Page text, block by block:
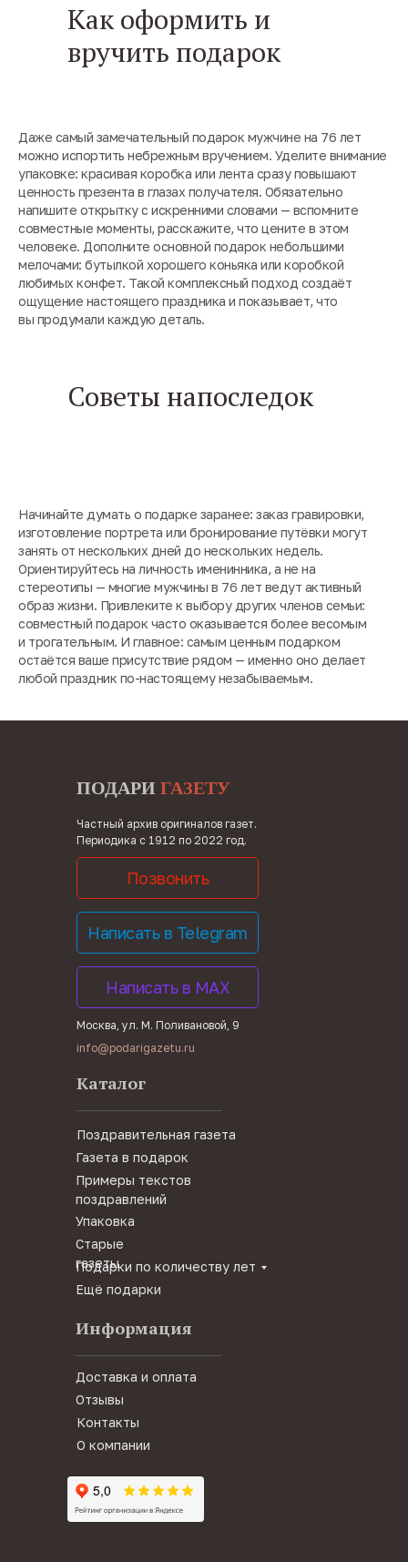
Как оформить и
вручить подарок
Даже самый замечательный подарок мужчине на 76 лет
можно испортить небрежным вручением. Уделите внимание
упаковке: красивая коробка или лента сразу повышают
ценность презента в глазах получателя. Обязательно
напишите открытку с искренними словами — вспомните
совместные моменты, расскажите, что цените в этом
человеке. Дополните основной подарок небольшими
мелочами: бутылкой хорошего коньяка или коробкой
любимых конфет. Такой комплексный подход создаёт
ощущение настоящего праздника и показывает, что
вы продумали каждую деталь.
Советы напоследок
Начинайте думать о подарке заранее: заказ гравировки,
изготовление портрета или бронирование путёвки могут
занять от нескольких дней до нескольких недель.
Ориентируйтесь на личность именинника, а не на
стереотипы — многие мужчины в 76 лет ведут активный
образ жизни. Привлеките к выбору других членов семьи:
совместный подарок часто оказывается более весомым
и трогательным. И главное: самым ценным подарком
остаётся ваше присутствие рядом — именно оно делает
любой праздник по-настоящему незабываемым.
Частный архив оригиналов газет.
Периодика с 1912 по 2022 год.
Москва, ул. М. Поливановой, 9
info@podarigazetu.ru
Каталог
ПОДАРИГАЗЕТУ
Информация
Поздравительная газета
Газета в подарок
Упаковка
Примеры текстов
поздравлений
Доставка и оплата
Отзывы
Контакты
О компании
Старые
газеты
Ещё подарки
Подарки по количеству лет
Позвонить
Написать в Telegram
Написать в MAX